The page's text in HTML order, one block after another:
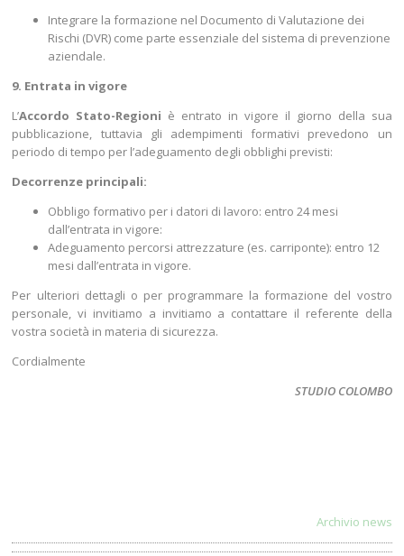
Integrare la formazione nel Documento di Valutazione dei
Rischi (DVR) come parte essenziale del sistema di prevenzione
aziendale.
9. Entrata in vigore
L’Accordo Stato-Regioni è entrato in vigore il giorno della sua
pubblicazione, tuttavia gli adempimenti formativi prevedono un
periodo di tempo per l’adeguamento degli obblighi previsti:
Decorrenze principali:
Obbligo formativo per i datori di lavoro: entro 24 mesi
dall’entrata in vigore:
Adeguamento percorsi attrezzature (es. carriponte): entro 12
mesi dall’entrata in vigore.
Per ulteriori dettagli o per programmare la formazione del vostro
personale, vi invitiamo a invitiamo a contattare il referente della
vostra società in materia di sicurezza.
Cordialmente
STUDIO COLOMBO
Archivio news